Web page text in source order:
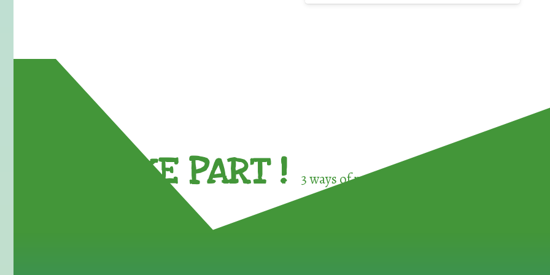
TAKE PART ! 3 ways of participating in the